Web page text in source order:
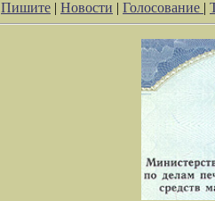
Пишите | Новости | Голосование |